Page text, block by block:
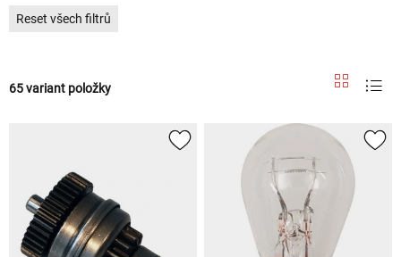
Reset všech filtrů
65 variant položky